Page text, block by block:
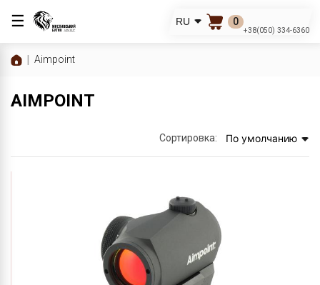
☰ RU 0
+38(050) 334-6360
Aimpoint
AIMPOINT
Сортировка: По умолчанию